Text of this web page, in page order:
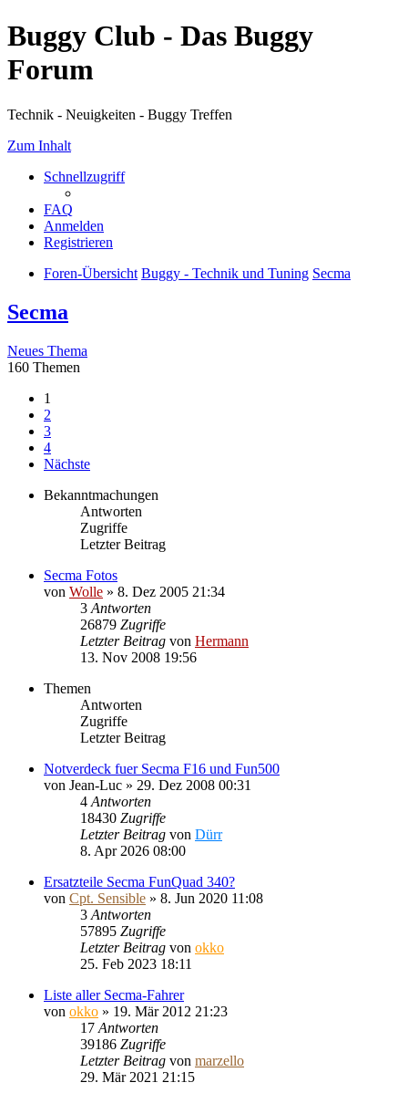
Buggy Club - Das Buggy
Forum
Technik - Neuigkeiten - Buggy Treffen
Zum Inhalt
Schnellzugriff
FAQ
Anmelden
Registrieren
Foren-Übersicht Buggy - Technik und Tuning Secma
Secma
Neues Thema
160 Themen
1
2
3
4
Nächste
Bekanntmachungen
Antworten
Zugriffe
Letzter Beitrag
Secma Fotos
von Wolle » 8. Dez 2005 21:34
3 Antworten
26879 Zugriffe
Letzter Beitrag von Hermann
13. Nov 2008 19:56
Themen
Antworten
Zugriffe
Letzter Beitrag
Notverdeck fuer Secma F16 und Fun500
von Jean-Luc » 29. Dez 2008 00:31
4 Antworten
18430 Zugriffe
Letzter Beitrag von Dürr
8. Apr 2026 08:00
Ersatzteile Secma FunQuad 340?
von Cpt. Sensible » 8. Jun 2020 11:08
3 Antworten
57895 Zugriffe
Letzter Beitrag von okko
25. Feb 2023 18:11
Liste aller Secma-Fahrer
von okko » 19. Mär 2012 21:23
17 Antworten
39186 Zugriffe
Letzter Beitrag von marzello
29. Mär 2021 21:15